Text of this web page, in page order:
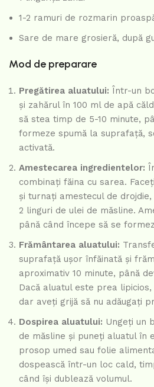
1-2 ramuri de rozmarin
Sare de mare grosieră, după
Mod de preparare
Pregătirea aluatului: Într-un
și zahărul în 100 ml de apă
să stea timp de 5-10 minute,
formeze spumă la suprafață,
activată.
Amestecarea ingredientelor:
combinați făina cu sarea.
și turnați amestecul de
2 linguri de ulei de măsline.
până când începe să se
Frământarea aluatului:
suprafață ușor înfăinată și
aproximativ 10 minute, până
Dacă aluatul este prea lipicios,
dar aveți grijă să nu adăugați
Dospirea aluatului: Ungeți un
de măsline și puneți aluatul în
prosop umed sau folie
dospească într-un loc cald,
când își dublează volumul.